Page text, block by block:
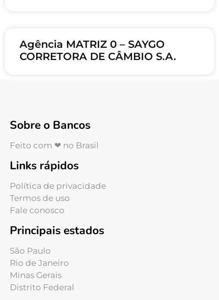
Agência MATRIZ 0 – SAYGO
CORRETORA DE CÂMBIO S.A.
Sobre o Bancos
Feito com ❤ no Brasil
Links rápidos
Política de privacidade
Termos de uso
Fale conosco
Principais estados
São Paulo
Rio de Janeiro
Minas Gerais
Distrito Federal